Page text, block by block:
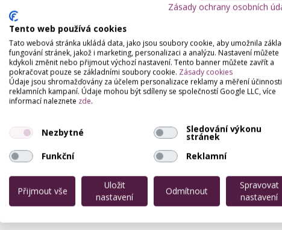
Zásady ochrany osobních
Tento web používá cookies
Tato webová stránka ukládá data, jako jsou soubory cookie, aby umožnila
fungování stránek, jakož i marketing, personalizaci a analýzu. Nastavení můžete
kdykoli změnit nebo přijmout výchozí nastavení. Tento banner můžete zavřít a
pokračovat pouze se základními soubory cookie. Zásady cookies
Údaje jsou shromažďovány za účelem personalizace reklamy a měření účinnosti
reklamních kampaní. Údaje mohou být sdíleny se společností Google LLC, více
informací naleznete zde.
Nezbytné Sledování výkonu
stránek
Funkční
Reklamní
Přijmout vše
Uložit
nastavení
Odmítnout
Spravovat
nastavení